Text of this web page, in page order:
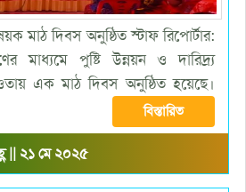
মাঠ দিবস অনুষ্ঠিত স্টাফ রিপোর্টার:
মাধ্যমে পুষ্টি উন্নয়ন ও দারিদ্র্য
এক মাঠ দিবস অনুষ্ঠিত হয়েছে।
বিস্তারিত
|| ২১ মে ২০২৫